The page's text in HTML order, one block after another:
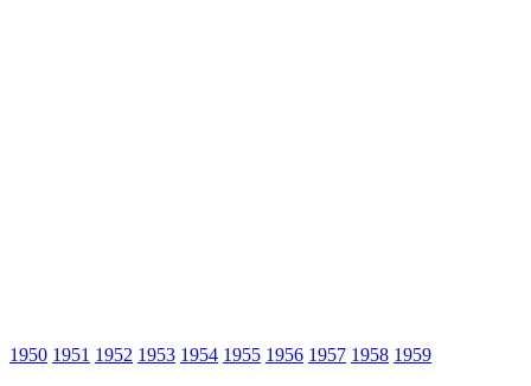
1950 1951 1952 1953 1954 1955 1956 1957 1958 1959